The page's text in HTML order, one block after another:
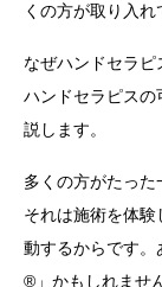
くの方が取り入れ
なぜハンドセラピ
ハンドセラピスの
説します。
多くの方がたった
それは施術を体
動するからです。
®」かもしれませ